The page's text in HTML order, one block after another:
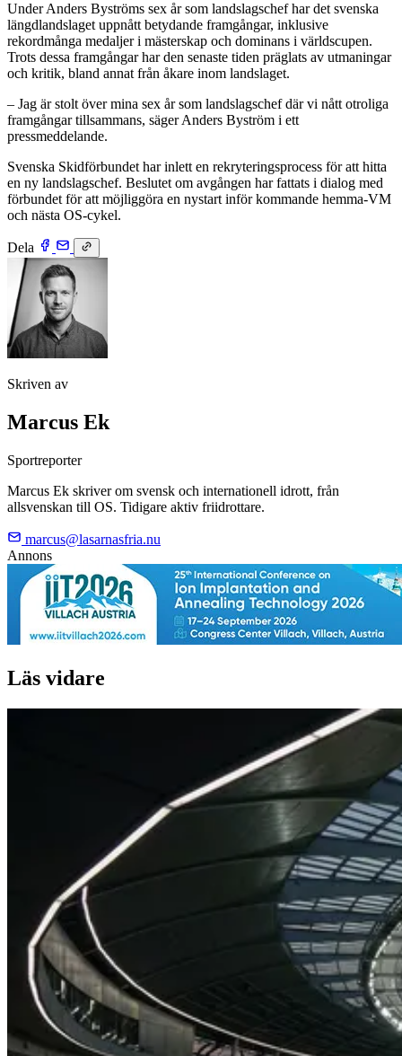
Under Anders Byströms sex år som landslagschef har det svenska
längdlandslaget uppnått betydande framgångar, inklusive
rekordmånga medaljer i mästerskap och dominans i världscupen.
Trots dessa framgångar har den senaste tiden präglats av utmaningar
och kritik, bland annat från åkare inom landslaget.
– Jag är stolt över mina sex år som landslagschef där vi nått otroliga
framgångar tillsammans, säger Anders Byström i ett
pressmeddelande.
Svenska Skidförbundet har inlett en rekryteringsprocess för att hitta
en ny landslagschef. Beslutet om avgången har fattats i dialog med
förbundet för att möjliggöra en nystart inför kommande hemma-VM
och nästa OS-cykel.
Dela
Skriven av
Marcus Ek
Sportreporter
Marcus Ek skriver om svensk och internationell idrott, från
allsvenskan till OS. Tidigare aktiv friidrottare.
marcus@lasarnasfria.nu
Annons
Läs vidare